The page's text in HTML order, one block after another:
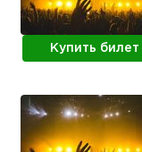
Купить билет